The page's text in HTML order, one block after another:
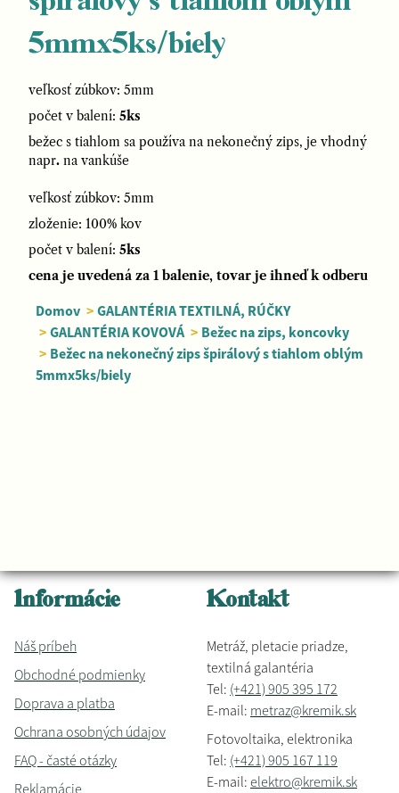
5mmx5ks/biely
veľkosť zúbkov: 5mm
počet v balení: 5ks
bežec s tiahlom sa používa na nekonečný zips, je vhodný
napr. na vankúše
veľkosť zúbkov: 5mm
zloženie: 100% kov
počet v balení: 5ks
cena je uvedená za 1 balenie, tovar je ihneď k odberu
Domov > GALANTÉRIA TEXTILNÁ, RÚČKY
> GALANTÉRIA KOVOVÁ > Bežec na zips, koncovky
> Bežec na nekonečný zips špirálový s tiahlom oblým
5mmx5ks/biely
Informácie
Náš príbeh
Obchodné podmienky
Doprava a platba
Ochrana osobných údajov
FAQ - časté otázky
Reklamácie
Kontakt
Metráž, pletacie priadze,
textilná galantéria
Tel: (+421) 905 395 172
E-mail: metraz@kremik.sk
Fotovoltaika, elektronika
Tel: (+421) 905 167 119
E-mail: elektro@kremik.sk